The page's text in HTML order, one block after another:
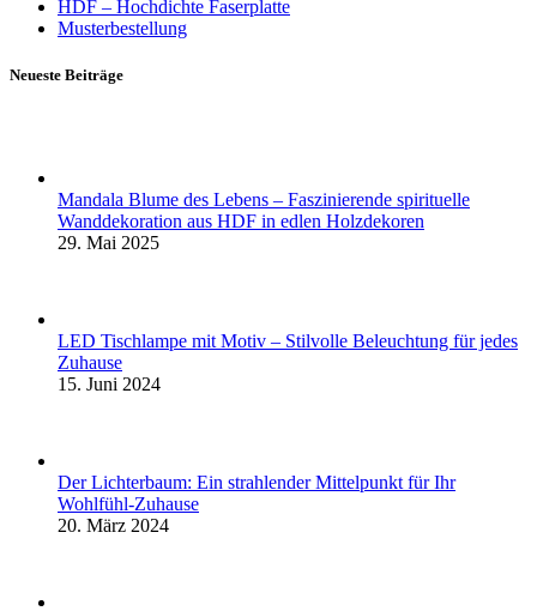
HDF – Hochdichte Faserplatte
Musterbestellung
Neueste Beiträge
Mandala Blume des Lebens – Faszinierende spirituelle
Wanddekoration aus HDF in edlen Holzdekoren
29. Mai 2025
LED Tischlampe mit Motiv – Stilvolle Beleuchtung für jedes
Zuhause
15. Juni 2024
Der Lichterbaum: Ein strahlender Mittelpunkt für Ihr
Wohlfühl-Zuhause
20. März 2024